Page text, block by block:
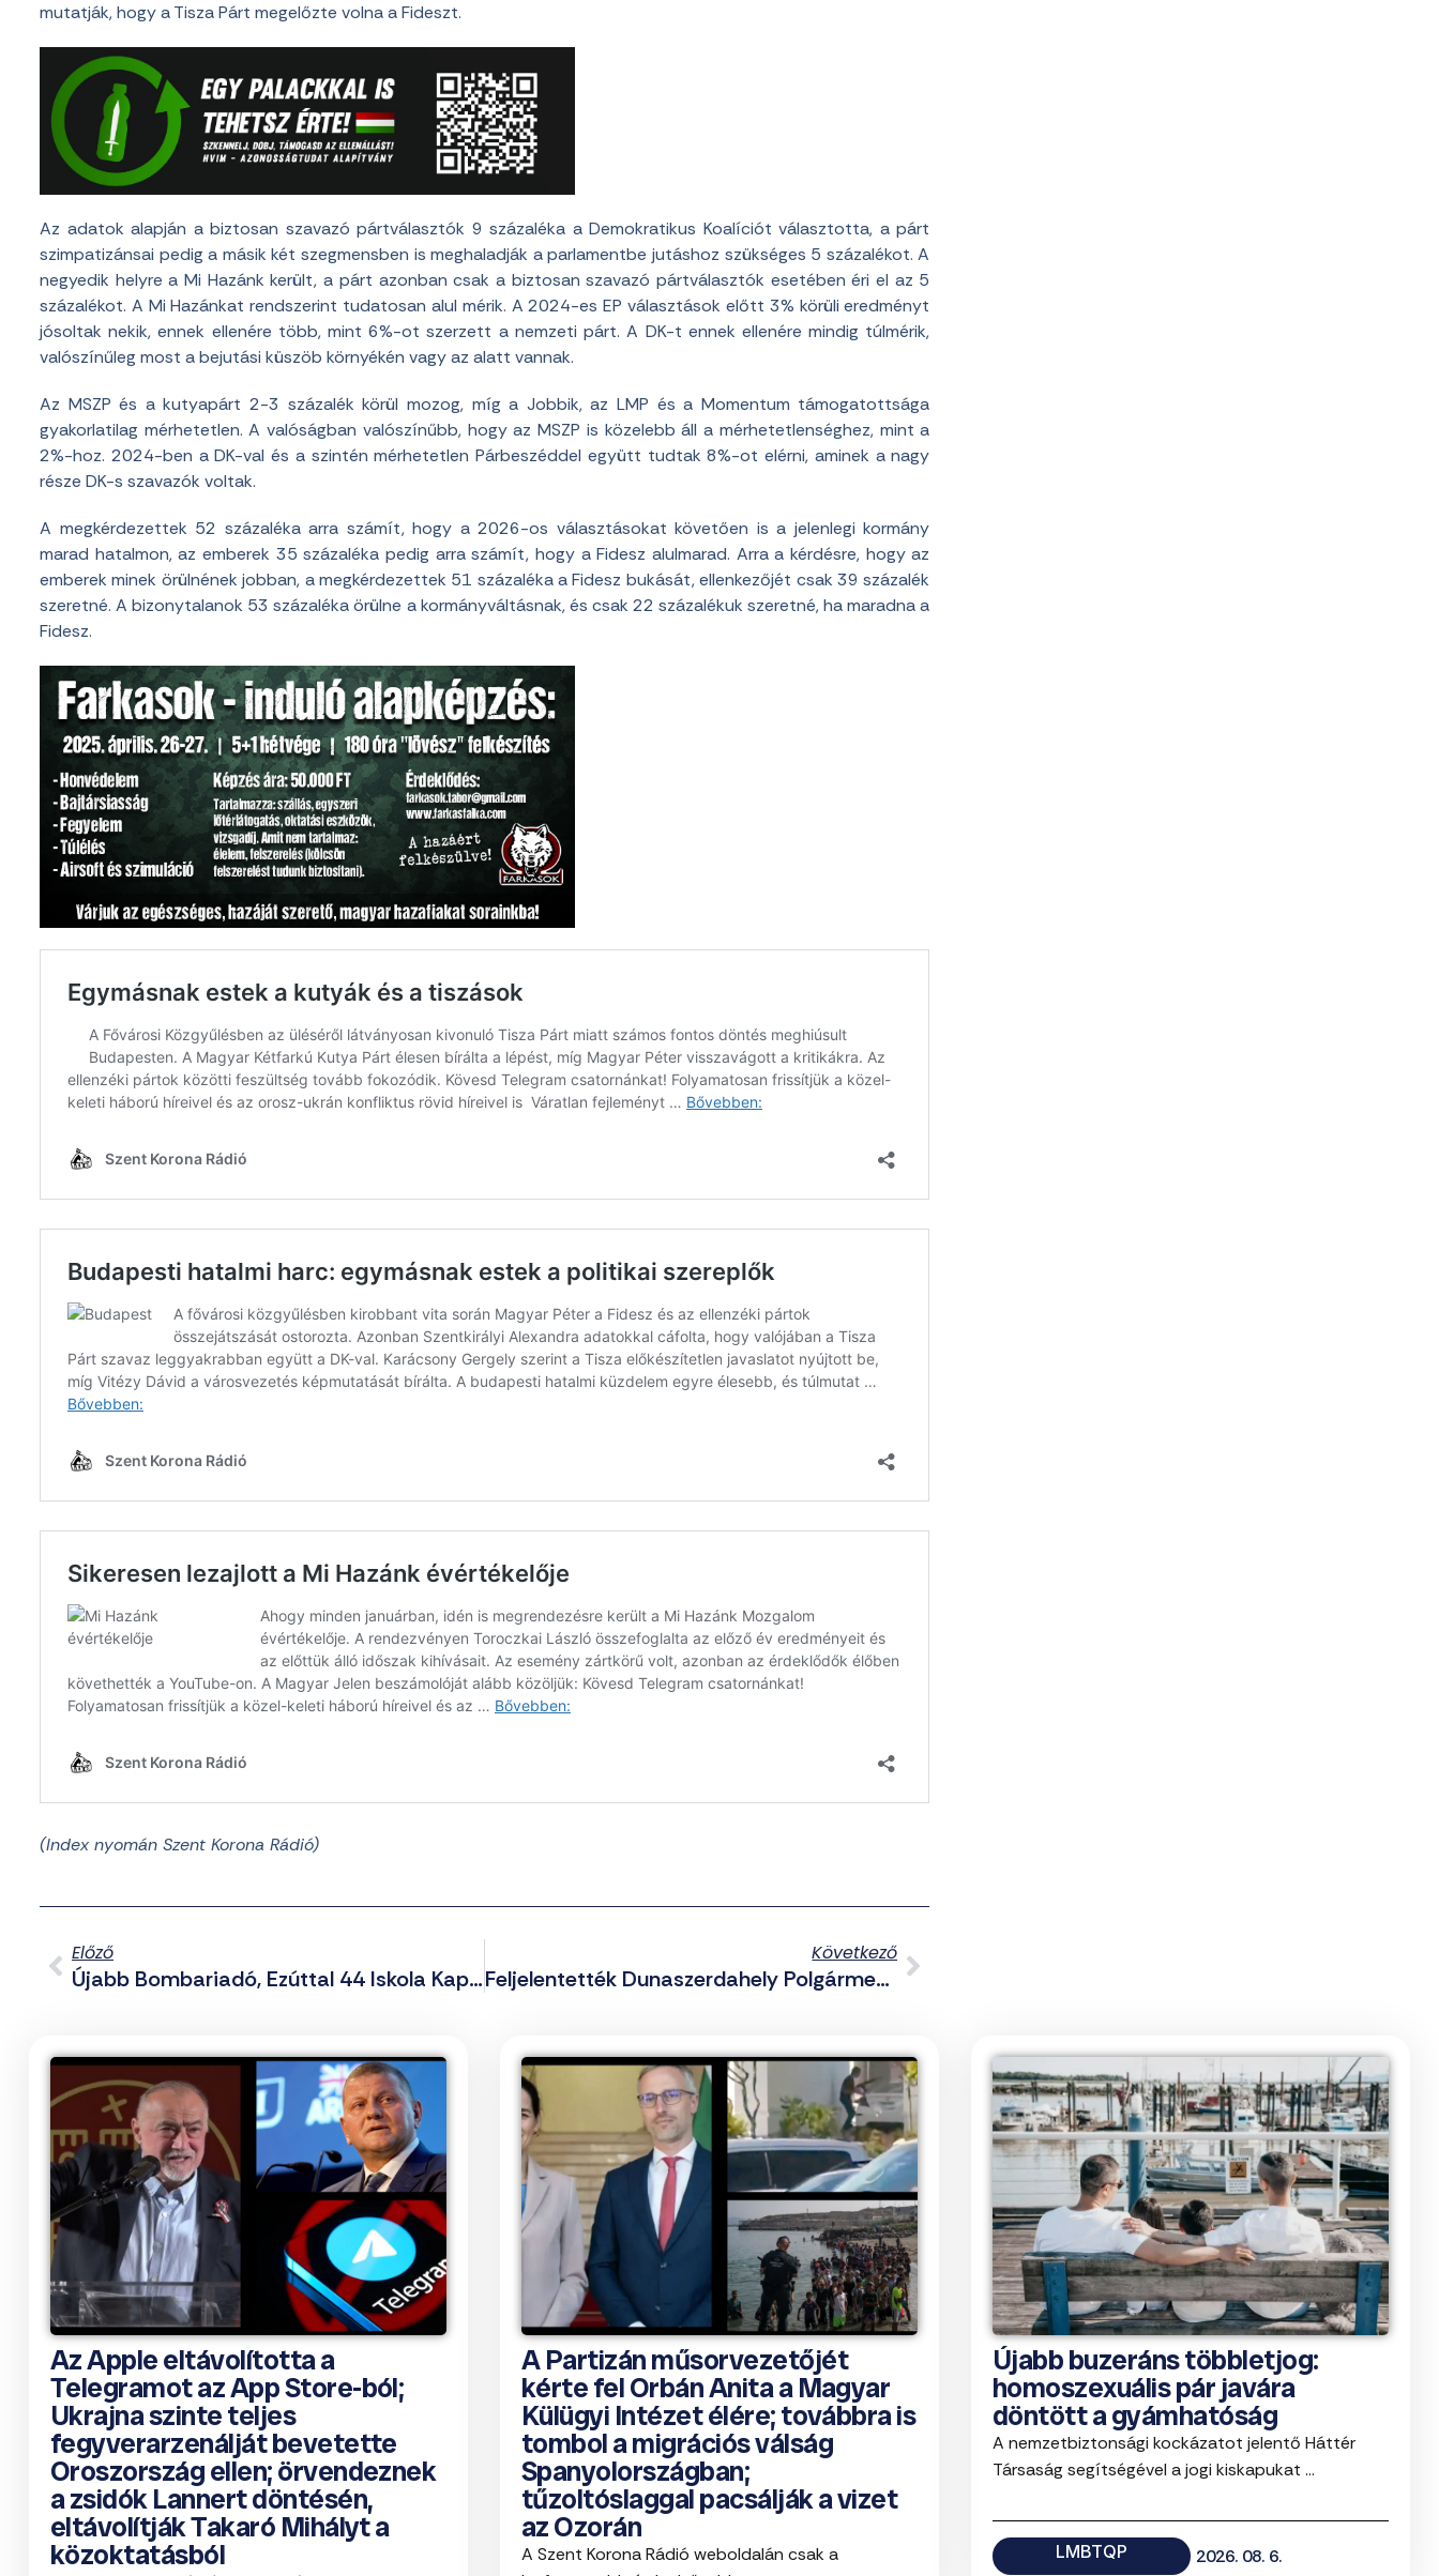
mutatják, hogy a Tisza Párt megelőzte volna a Fideszt.
Az adatok alapján a biztosan szavazó pártválasztók 9 százaléka a Demokratikus Koalíciót választotta, a párt
szimpatizánsai pedig a másik két szegmensben is meghaladják a parlamentbe jutáshoz szükséges 5 százalékot. A
negyedik helyre a Mi Hazánk került, a párt azonban csak a biztosan szavazó pártválasztók esetében éri el az 5
százalékot. A Mi Hazánkat rendszerint tudatosan alul mérik. A 2024-es EP választások előtt 3% körüli eredményt
jósoltak nekik, ennek ellenére több, mint 6%-ot szerzett a nemzeti párt. A DK-t ennek ellenére mindig túlmérik,
valószínűleg most a bejutási küszöb környékén vagy az alatt vannak.
Az MSZP és a kutyapárt 2-3 százalék körül mozog, míg a Jobbik, az LMP és a Momentum támogatottsága
gyakorlatilag mérhetetlen. A valóságban valószínűbb, hogy az MSZP is közelebb áll a mérhetetlenséghez, mint a
2%-hoz. 2024-ben a DK-val és a szintén mérhetetlen Párbeszéddel együtt tudtak 8%-ot elérni, aminek a nagy
része DK-s szavazók voltak.
A megkérdezettek 52 százaléka arra számít, hogy a 2026-os választásokat követően is a jelenlegi kormány
marad hatalmon, az emberek 35 százaléka pedig arra számít, hogy a Fidesz alulmarad. Arra a kérdésre, hogy az
emberek minek örülnének jobban, a megkérdezettek 51 százaléka a Fidesz bukását, ellenkezőjét csak 39 százalék
szeretné. A bizonytalanok 53 százaléka örülne a kormányváltásnak, és csak 22 százalékuk szeretné, ha maradna a
Fidesz.
(Index nyomán Szent Korona Rádió)
Előző
Újabb Bombariadó, Ezúttal 44 Iskola Kapott Fenyegetést
Következő
Feljelentették Dunaszerdahely Polgármesterét Amiért A „Felvidék” Szót Használta
Az Apple eltávolította a
Telegramot az App Store-ból;
Ukrajna szinte teljes
fegyverarzenálját bevetette
Oroszország ellen; örvendeznek
a zsidók Lannert döntésén,
eltávolítják Takaró Mihályt a
közoktatásból
A Partizán műsorvezetőjét
kérte fel Orbán Anita a Magyar
Külügyi Intézet élére; továbbra is
tombol a migrációs válság
Spanyolországban;
tűzoltóslaggal pacsálják a vizet
az Ozorán
A Szent Korona Rádió weboldalán csak a
Újabb buzeráns többletjog:
homoszexuális pár javára
döntött a gyámhatóság
A nemzetbiztonsági kockázatot jelentő Háttér
Társaság segítségével a jogi kiskapukat ...
LMBTQP 2026. 08. 6.